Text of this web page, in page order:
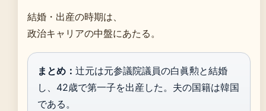
結婚・出産の時期は、
政治キャリアの中盤にあたる。
まとめ： 辻元は元参議院議員の白眞勲と結婚
し、42歳で第一子を出産した。夫の国籍は韓国
である。